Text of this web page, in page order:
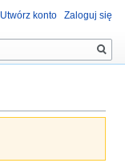
Utwórz konto Zaloguj się